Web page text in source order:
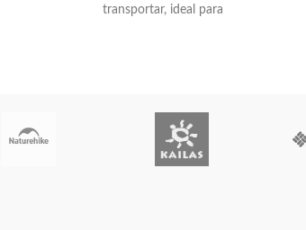
transportar, ideal para